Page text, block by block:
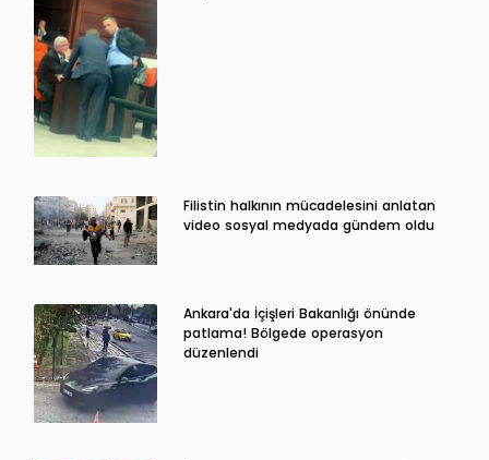
Filistin halkının mücadelesini anlatan
video sosyal medyada gündem oldu
Ankara'da İçişleri Bakanlığı önünde
patlama! Bölgede operasyon
düzenlendi